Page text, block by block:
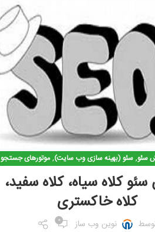
سئو,سئو (بهینه سازی وب سایت),موتورهای جستجو
کلاه سیاه، کلاه سفید،
کلاه خاکستری
نوین وب ساز 0